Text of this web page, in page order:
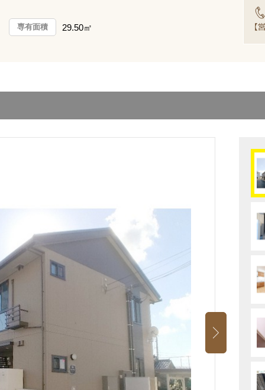
専有面積 29.50㎡